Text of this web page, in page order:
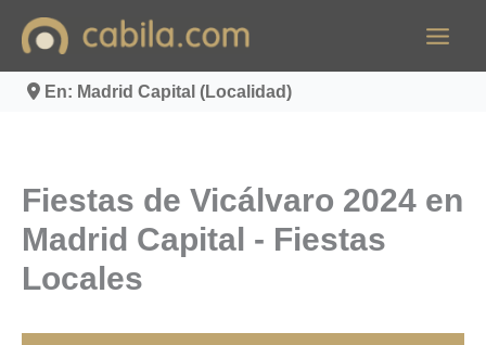
contenido
En: Madrid Capital (Localidad)
Fiestas de Vicálvaro 2024 en
Madrid Capital - Fiestas
Locales